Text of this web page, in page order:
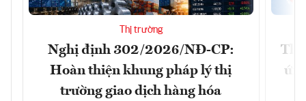
Thị trường
Nghị định 302/2026/NĐ-CP:
Hoàn thiện khung pháp lý thị
trường giao dịch hàng hóa